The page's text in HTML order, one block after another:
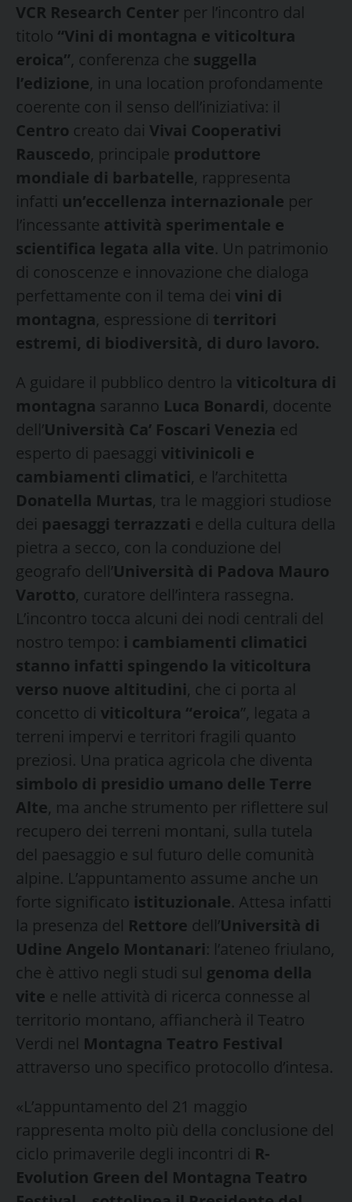
VCR Research Center per l’incontro dal
titolo “Vini di montagna e viticoltura
eroica”, conferenza che suggella
l’edizione, in una location profondamente
coerente con il senso dell’iniziativa: il
Centro creato dai Vivai Cooperativi
Rauscedo, principale produttore
mondiale di barbatelle, rappresenta
infatti un’eccellenza internazionale per
l’incessante attività sperimentale e
scientifica legata alla vite. Un patrimonio
di conoscenze e innovazione che dialoga
perfettamente con il tema dei vini di
montagna, espressione di territori
estremi, di biodiversità, di duro lavoro.
A guidare il pubblico dentro la viticoltura di
montagna saranno Luca Bonardi, docente
dell’Università Ca’ Foscari Venezia ed
esperto di paesaggi vitivinicoli e
cambiamenti climatici, e l’architetta
Donatella Murtas, tra le maggiori studiose
dei paesaggi terrazzati e della cultura della
pietra a secco, con la conduzione del
geografo dell’Università di Padova Mauro
Varotto, curatore dell’intera rassegna.
L’incontro tocca alcuni dei nodi centrali del
nostro tempo: i cambiamenti climatici
stanno infatti spingendo la viticoltura
verso nuove altitudini, che ci porta al
concetto di viticoltura “eroica”, legata a
terreni impervi e territori fragili quanto
preziosi. Una pratica agricola che diventa
simbolo di presidio umano delle Terre
Alte, ma anche strumento per riflettere sul
recupero dei terreni montani, sulla tutela
del paesaggio e sul futuro delle comunità
alpine. L’appuntamento assume anche un
forte significato istituzionale. Attesa infatti
la presenza del Rettore dell’Università di
Udine Angelo Montanari: l’ateneo friulano,
che è attivo negli studi sul genoma della
vite e nelle attività di ricerca connesse al
territorio montano, affiancherà il Teatro
Verdi nel Montagna Teatro Festival
attraverso uno specifico protocollo d’intesa.
«L’appuntamento del 21 maggio
rappresenta molto più della conclusione del
ciclo primaverile degli incontri di R-
Evolution Green del Montagna Teatro